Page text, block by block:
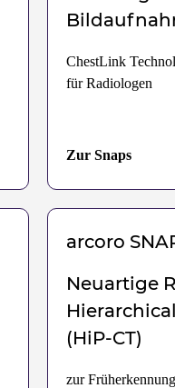
ChestLink
für Radiologen
Zur Snaps
arcoro
Neuartige
(HiP-CT)
zur